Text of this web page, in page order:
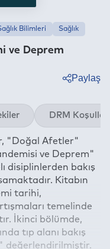
ve Deprem
Bilimleri Sağlık
Paylaş
Twitter
Linkedin
Whatsapp
DRM Koşulları
"Doğal Afetler"
ve Deprem"
disiplinlerden bakış
Kitabın
tarihi,
temelinde
İkinci bölümde,
tıp alanı bakış
değerlendirilmiştir.